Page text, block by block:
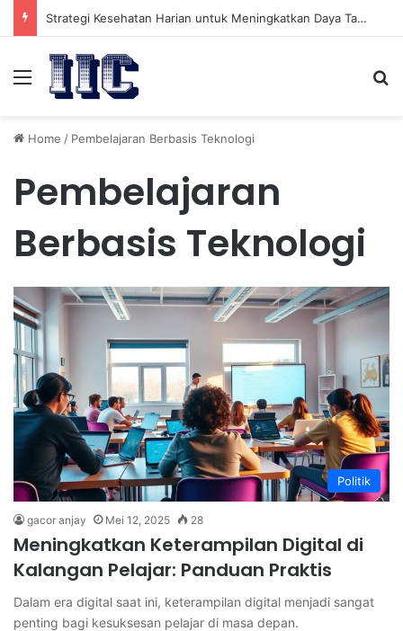
Strategi Kesehatan Harian untuk Meningkatkan Daya Tahan Tubuh dalam Beraktivitas
Menu
Home / Pembelajaran Berbasis Teknologi
Pembelajaran
Berbasis Teknologi
Politik
gacor anjay Mei 12, 2025 28
Meningkatkan Keterampilan Digital di
Kalangan Pelajar: Panduan Praktis
Dalam era digital saat ini, keterampilan digital menjadi sangat
penting bagi kesuksesan pelajar di masa depan.